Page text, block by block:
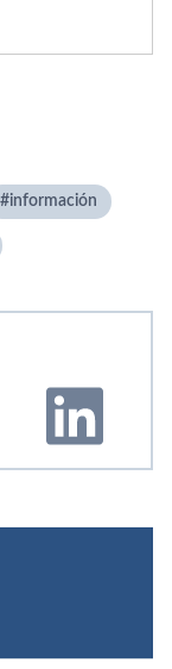
información